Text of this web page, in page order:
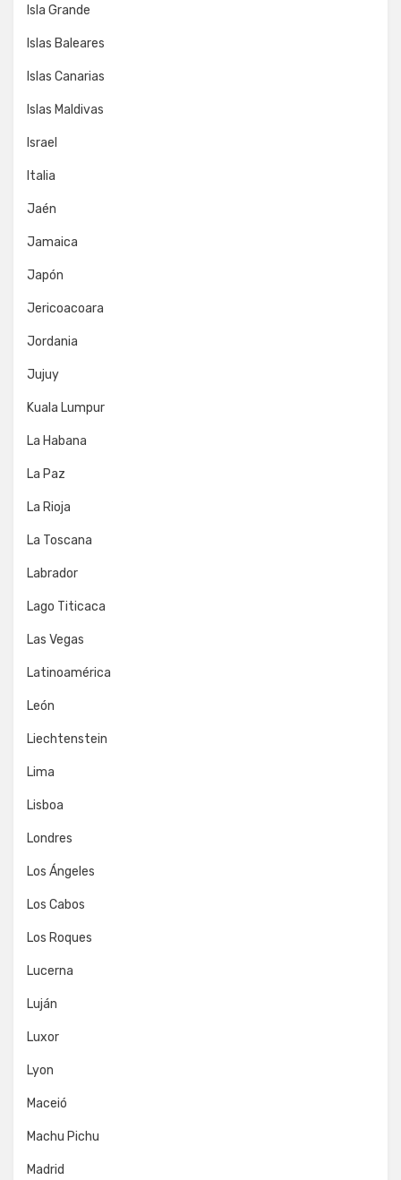
Isla Grande
Islas Baleares
Islas Canarias
Islas Maldivas
Israel
Italia
Jaén
Jamaica
Japón
Jericoacoara
Jordania
Jujuy
Kuala Lumpur
La Habana
La Paz
La Rioja
La Toscana
Labrador
Lago Titicaca
Las Vegas
Latinoamérica
León
Liechtenstein
Lima
Lisboa
Londres
Los Ángeles
Los Cabos
Los Roques
Lucerna
Luján
Luxor
Lyon
Maceió
Machu Pichu
Madrid